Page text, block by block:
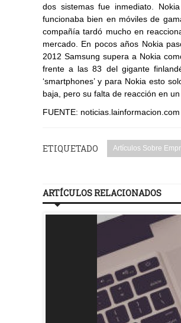
dos sistemas fue inmediato.
funcionaba bien en móviles de
compañía tardó mucho en
mercado. En pocos años Nokia
2012 Samsung supera a Nokia
frente a las 83 del gigante
‘smartphones’ y para Nokia esto
baja, pero su falta de reacción en
FUENTE: noticias.lainformacion.com
ETIQUETADO Artículos Sobre
ARTÍCULOS RELACIONADOS